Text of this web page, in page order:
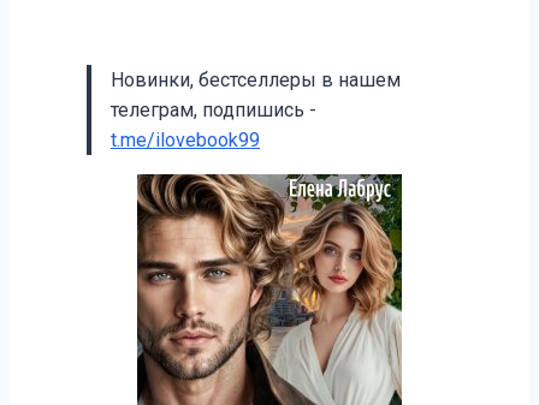
Новинки, бестселлеры в нашем
телеграм, подпишись -
t.me/ilovebook99